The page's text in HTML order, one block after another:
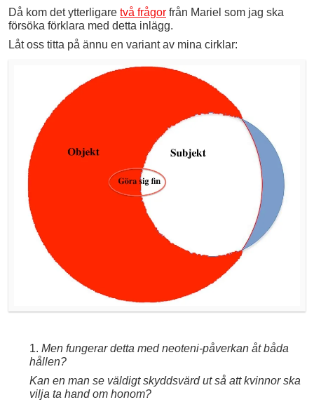
Då kom det ytterligare två frågor från Mariel som jag ska
försöka förklara med detta inlägg.
Låt oss titta på ännu en variant av mina cirklar:
1. Men fungerar detta med neoteni-påverkan åt båda
hållen?
Kan en man se väldigt skyddsvärd ut så att kvinnor ska
vilja ta hand om honom?